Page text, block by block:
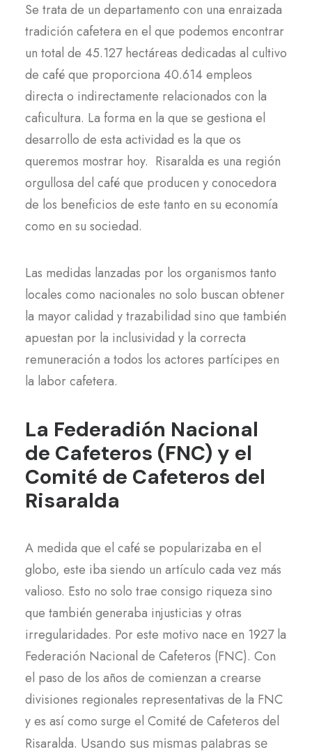
Se trata de un departamento con una enraizada
tradición cafetera en el que podemos encontrar
un total de 45.127 hectáreas dedicadas al cultivo
de café que proporciona 40.614 empleos
directa o indirectamente relacionados con la
caficultura. La forma en la que se gestiona el
desarrollo de esta actividad es la que os
queremos mostrar hoy. Risaralda es una región
orgullosa del café que producen y conocedora
de los beneficios de este tanto en su economía
como en su sociedad.
Las medidas lanzadas por los organismos tanto
locales como nacionales no solo buscan obtener
la mayor calidad y trazabilidad sino que también
apuestan por la inclusividad y la correcta
remuneración a todos los actores partícipes en
la labor cafetera.
La Federadión Nacional
de Cafeteros (FNC) y el
Comité de Cafeteros del
Risaralda
A medida que el café se popularizaba en el
globo, este iba siendo un artículo cada vez más
valioso. Esto no solo trae consigo riqueza sino
que también generaba injusticias y otras
irregularidades. Por este motivo nace en 1927 la
Federación Nacional de Cafeteros (FNC). Con
el paso de los años de comienzan a crearse
divisiones regionales representativas de la FNC
y es así como surge el Comité de Cafeteros del
Risaralda. Usando sus mismas palabras se